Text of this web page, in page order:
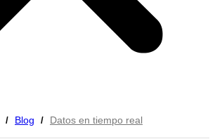
/ Blog / Datos en tiempo real